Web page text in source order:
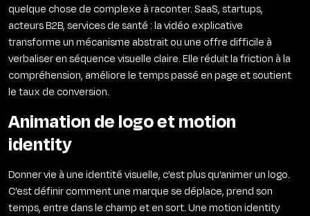
quelque chose de complexe à raconter. SaaS, startups,
acteurs B2B, services de santé : la vidéo explicative
transforme un mécanisme abstrait ou une offre difficile à
verbaliser en séquence visuelle claire. Elle réduit la friction à la
compréhension, améliore le temps passé en page et soutient
le taux de conversion.
Animation de logo et motion
identity
Donner vie à une identité visuelle, c’est plus qu’animer un logo.
C’est définir comment une marque se déplace, prend son
temps, entre dans le champ et en sort. Une motion identity